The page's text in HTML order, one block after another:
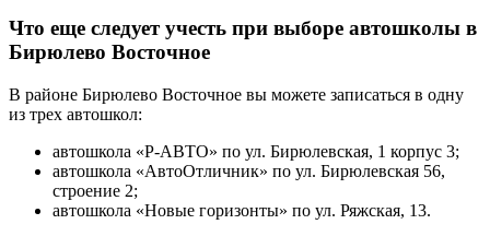
Что еще следует учесть при выборе автошколы в
Бирюлево Восточное
В районе Бирюлево Восточное вы можете записаться в одну
из трех автошкол:
автошкола «Р-АВТО» по ул. Бирюлевская, 1 корпус 3;
автошкола «АвтоОтличник» по ул. Бирюлевская 56,
строение 2;
автошкола «Новые горизонты» по ул. Ряжская, 13.